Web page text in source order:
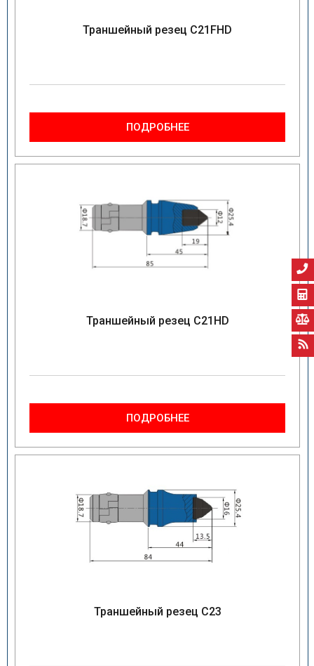
Траншейный резец C21FHD
ПОДРОБНЕЕ
Траншейный резец C21HD
ПОДРОБНЕЕ
Траншейный резец C23